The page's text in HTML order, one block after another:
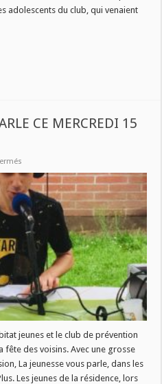
adolescents du club, qui venaient
CE MERCREDI 15
JEUNESSE
VOUS
PARLE
CE
MERCREDI
15
AOUT
jeunes et le club de prévention
fête des voisins. Avec une grosse
La jeunesse vous parle, dans les
Les jeunes de la résidence, lors